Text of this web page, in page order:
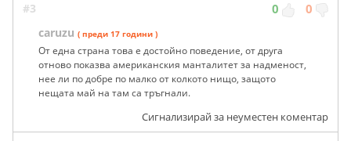
#3 0 0
caruzu ( преди 17 години )
От една страна това е достойно поведение, от друга
отново показва американския манталитет за надменост,
нее ли по добре по малко от колкото нищо, защото
нещата май на там са тръгнали.
Сигнализирай за неуместен коментар